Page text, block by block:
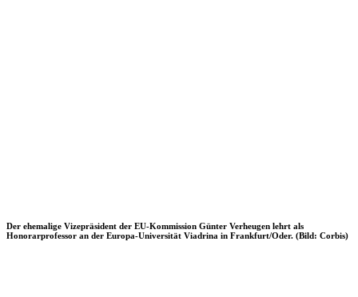
Der ehemalige Vizepräsident der EU-Kommission Günter Verheugen lehrt als
Honorarprofessor an der Europa-Universität Viadrina in Frankfurt/Oder. (Bild: Corbis)